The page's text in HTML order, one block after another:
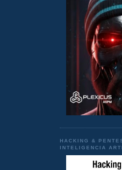
HACKING &
INTELIGENCIA